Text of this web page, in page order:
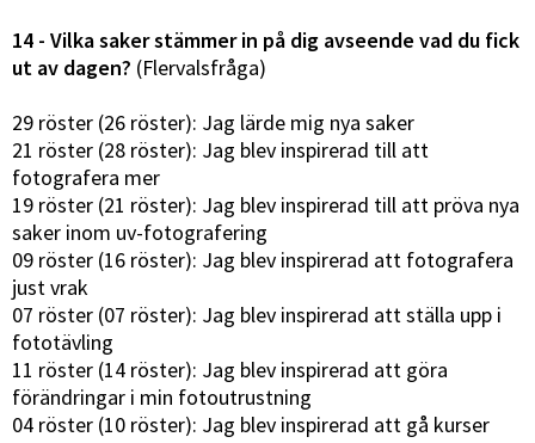
14 - Vilka saker stämmer in på dig avseende vad du fick
ut av dagen? (Flervalsfråga)
29 röster (26 röster): Jag lärde mig nya saker
21 röster (28 röster): Jag blev inspirerad till att
fotografera mer
19 röster (21 röster): Jag blev inspirerad till att pröva nya
saker inom uv-fotografering
09 röster (16 röster): Jag blev inspirerad att fotografera
just vrak
07 röster (07 röster): Jag blev inspirerad att ställa upp i
fototävling
11 röster (14 röster): Jag blev inspirerad att göra
förändringar i min fotoutrustning
04 röster (10 röster): Jag blev inspirerad att gå kurser